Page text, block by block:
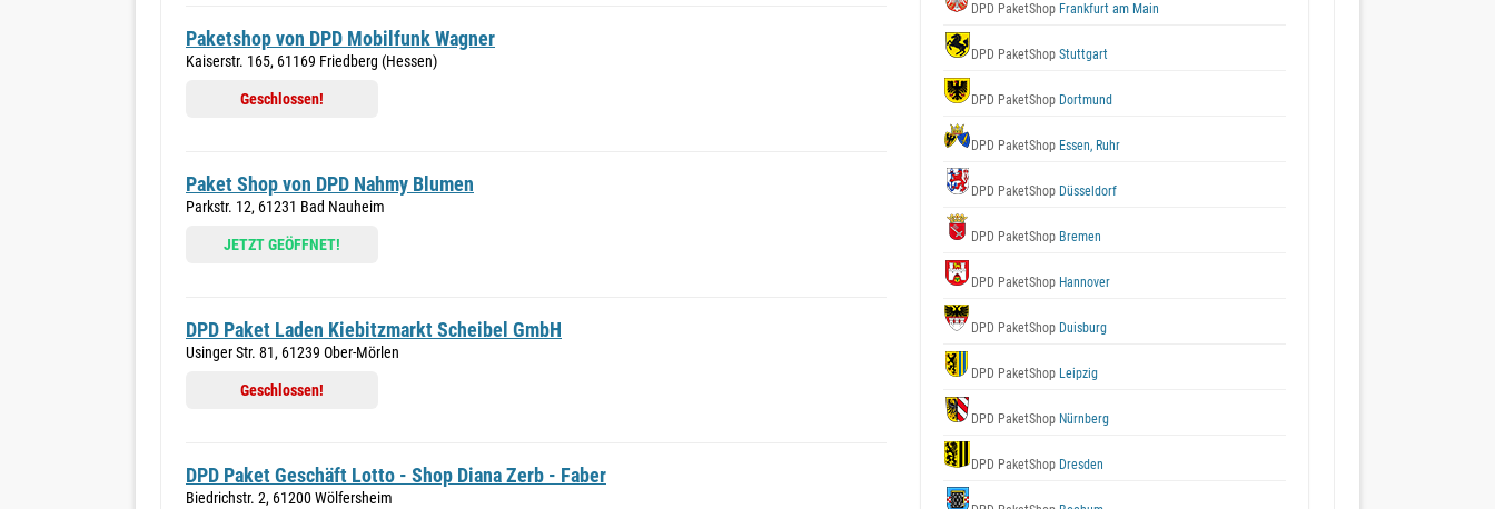
Paketshop von DPD Mobilfunk Wagner
Kaiserstr. 165, 61169 Friedberg (Hessen)
Geschlossen!
Paket Shop von DPD Nahmy Blumen
Parkstr. 12, 61231 Bad Nauheim
JETZT GEÖFFNET!
DPD Paket Laden Kiebitzmarkt Scheibel GmbH
Usinger Str. 81, 61239 Ober-Mörlen
Geschlossen!
DPD Paket Geschäft Lotto - Shop Diana Zerb - Faber
Biedrichstr. 2, 61200 Wölfersheim
DPD PaketShop Frankfurt am Main
DPD PaketShop Stuttgart
DPD PaketShop Dortmund
DPD PaketShop Essen, Ruhr
DPD PaketShop Düsseldorf
DPD PaketShop Bremen
DPD PaketShop Hannover
DPD PaketShop Duisburg
DPD PaketShop Leipzig
DPD PaketShop Nürnberg
DPD PaketShop Dresden